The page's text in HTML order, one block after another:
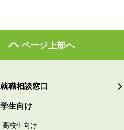
ページ上部へ
就職相談窓口
学生向け
高校生向け